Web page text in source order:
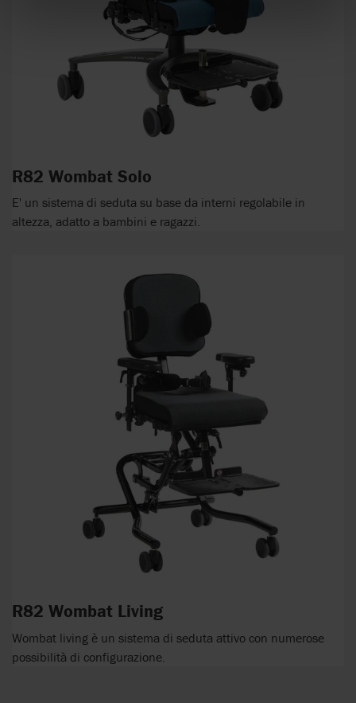
R82 Wombat Solo
E' un sistema di seduta su base da interni regolabile in
altezza, adatto a bambini e ragazzi.
R82 Wombat Living
Wombat living è un sistema di seduta attivo con numerose
possibilità di configurazione.